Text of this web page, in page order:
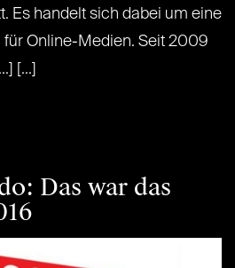
Es handelt sich dabei um eine
für Online-Medien. Seit 2009
[...]
Das war das